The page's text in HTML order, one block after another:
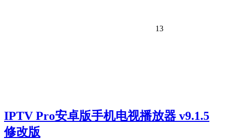
13
IPTV Pro安卓版手机电视播放器 v9.1.5
修改版